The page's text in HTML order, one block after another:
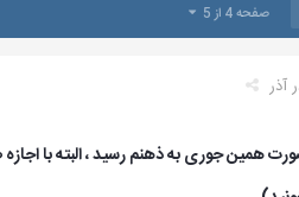
صفحه 4 از 5
آذر
همین جوری به ذهنم رسید ، البته با اجازه صاحبش به